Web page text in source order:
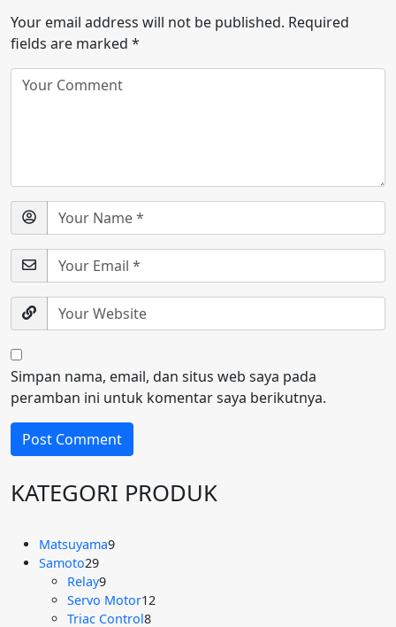
Your email address will not be published. Required
fields are marked *
Simpan nama, email, dan situs web saya pada
peramban ini untuk komentar saya berikutnya.
KATEGORI PRODUK
Matsuyama99
Samoto2929
Produk
Relay99
Produk
Servo Motor12
Triac Control88